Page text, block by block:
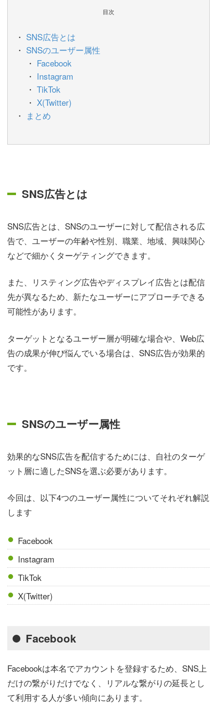
目次
SNS広告とは
SNSのユーザー属性
Facebook
Instagram
TikTok
X(Twitter)
まとめ
SNS広告とは
SNS広告とは、SNSのユーザーに対して配信される広
告で、ユーザーの年齢や性別、職業、地域、興味関心
などで細かくターゲティングできます。
また、リスティング広告やディスプレイ広告とは配信
先が異なるため、新たなユーザーにアプローチできる
可能性があります。
ターゲットとなるユーザー層が明確な場合や、Web広
告の成果が伸び悩んでいる場合は、SNS広告が効果的
です。
SNSのユーザー属性
効果的なSNS広告を配信するためには、自社のターゲ
ット層に適したSNSを選ぶ必要があります。
今回は、以下4つのユーザー属性についてそれぞれ解説
します
Facebook
Instagram
TikTok
X(Twitter)
Facebook
Facebookは本名でアカウントを登録するため、SNS上
だけの繋がりだけでなく、リアルな繋がりの延長とし
て利用する人が多い傾向にあります。